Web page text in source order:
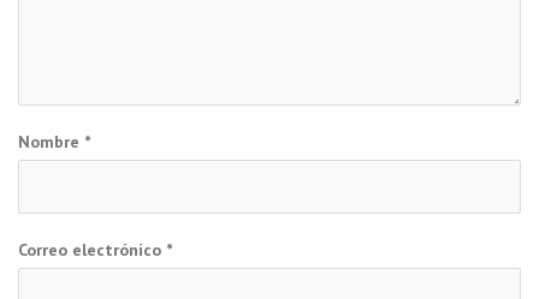
Nombre *
Correo electrónico *